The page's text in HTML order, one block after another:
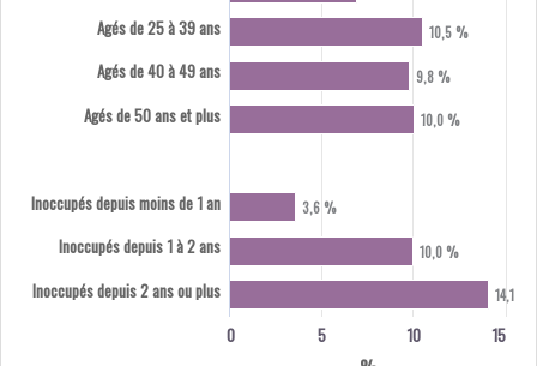
Agés de 25 à 39 ans
Agés de 40 à 49 ans
Agés de 50 ans et plus
Inoccupés depuis moins de 1 an
Inoccupés depuis 1 à 2 ans
Inoccupés depuis 2 ans ou plus
0
10
5 15
10,5 %
9,8 %
10,0 %
3,6 %
10,0 %
14,1 %